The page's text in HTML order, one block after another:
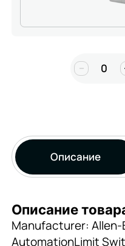
−
Описание
Описание
Manufacturer: Allen-
AutomationLimit